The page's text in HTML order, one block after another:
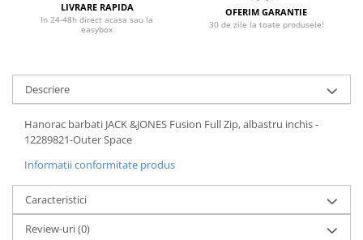
LIVRARE RAPIDA
In 24-48h direct acasa sau la
easybox
OFERIM GARANTIE
30 de zile la toate produsele!
Descriere
Hanorac barbati JACK &JONES Fusion Full Zip, albastru inchis -
12289821-Outer Space
Informatii conformitate produs
Caracteristici
Review-uri(0)